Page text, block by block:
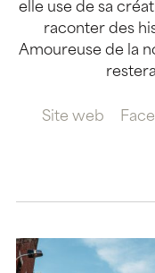
elle use de sa
raconter des
Amoureuse de la
Site web